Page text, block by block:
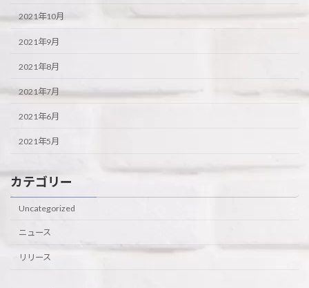
2021年10月
2021年9月
2021年8月
2021年7月
2021年6月
2021年5月
カテゴリー
Uncategorized
ニュース
リリース